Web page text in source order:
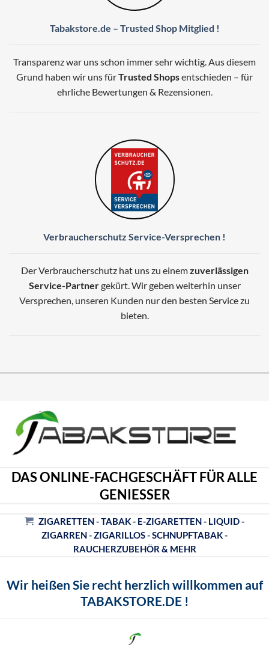
Tabakstore.de – Trusted Shop Mitglied !
Transparenz war uns schon immer sehr wichtig. Aus diesem
Grund haben wir uns fürTrusted Shopsentschieden – für
ehrliche Bewertungen & Rezensionen.
Verbraucherschutz Service-Versprechen !
Der Verbraucherschutz hat uns zu einemzuverlässigen
Service-Partnergekürt. Wir geben weiterhin unser
Versprechen, unseren Kunden nur den besten Service zu
bieten.
DAS ONLINE-FACHGESCHÄFT FÜR ALLE
GENIESSER
ZIGARETTEN - TABAK - E-ZIGARETTEN - LIQUID -
ZIGARREN - ZIGARILLOS - SCHNUPFTABAK -
RAUCHERZUBEHÖR & MEHR
Wir heißen Sie recht herzlich willkommen auf
TABAKSTORE.DE !